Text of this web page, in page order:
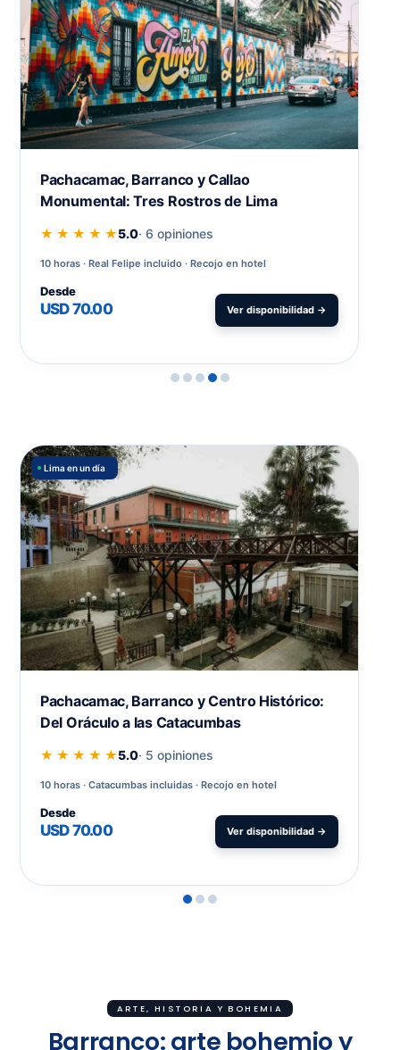
Pachacamac, Barranco y Callao
Monumental: Tres Rostros de Lima
★ ★ ★ ★ ★5.0· 6 opiniones
10 horas Real Felipe incluido · Recojo en hotel
Desde
USD 70.00 Ver disponibilidad →
Lima en un día
Pachacamac, Barranco y Centro Histórico:
Del Oráculo a las Catacumbas
★ ★ ★ ★ ★5.0· 5 opiniones
10 horas Catacumbas incluidas · Recojo en hotel
Desde
USD 70.00 Ver disponibilidad →
ARTE, HISTORIA Y BOHEMIA
Barranco: arte bohemio y